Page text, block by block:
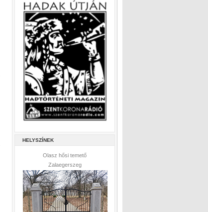
HELYSZÍNEK
Olasz hősi temető
Zalaegerszeg